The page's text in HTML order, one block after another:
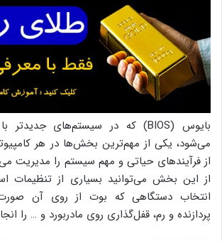
می‌شود، یکی از مهم‌ترین بخش‌ها در هر
از فرآیندهای حیاتی و مهم سیستم را مدیریت
از این بخش می‌توانید بسیاری از تنظیمات
انتخاب دستگاهی که بوت از روی آن صورت
پردازنده و رم، قفل‌گذاری روی مادربورد و … را